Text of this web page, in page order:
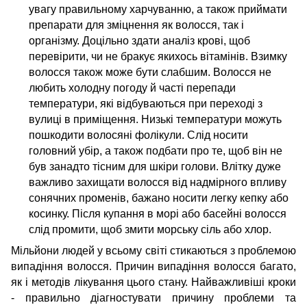
увагу правильному харчуванню, а також приймати
препарати для зміцнення як волосся, так і
організму. Доцільно здати аналіз крові, щоб
перевірити, чи не бракує якихось вітамінів. Взимку
волосся також може бути слабшим. Волосся не
любить холодну погоду й часті перепади
температури, які відбуваються при переході з
вулиці в приміщення. Низькі температури можуть
пошкодити волосяні фолікули. Слід носити
головний убір, а також подбати про те, щоб він не
був занадто тісним для шкіри голови. Влітку дуже
важливо захищати волосся від надмірного впливу
сонячних променів, бажано носити легку кепку або
косинку. Після купання в морі або басейні волосся
слід промити, щоб змити морську сіль або хлор.
Мільйони людей у всьому світі стикаються з проблемою
випадіння волосся. Причин випадіння волосся багато,
як і методів лікування цього стану. Найважливіші кроки
- правильно діагностувати причину проблеми та